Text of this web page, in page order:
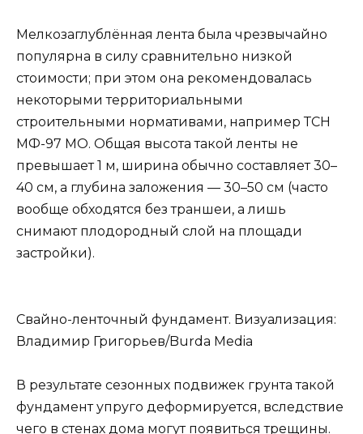
Мелкозаглублённая лента была чрезвычайно
популярна в силу сравнительно низкой
стоимости; при этом она рекомендовалась
некоторыми территориальными
строительными нормативами, например ТСН
МФ-97 МО. Общая высота такой ленты не
превышает 1 м, ширина обычно составляет 30–
40 см, а глубина заложения — 30–50 см (часто
вообще обходятся без траншеи, а лишь
снимают плодородный слой на площади
застройки).
Свайно-ленточный фундамент. Визуализация:
Владимир Григорьев/Burda Media
В результате сезонных подвижек грунта такой
фундамент упруго деформируется, вследствие
чего в стенах дома могут появиться трещины.